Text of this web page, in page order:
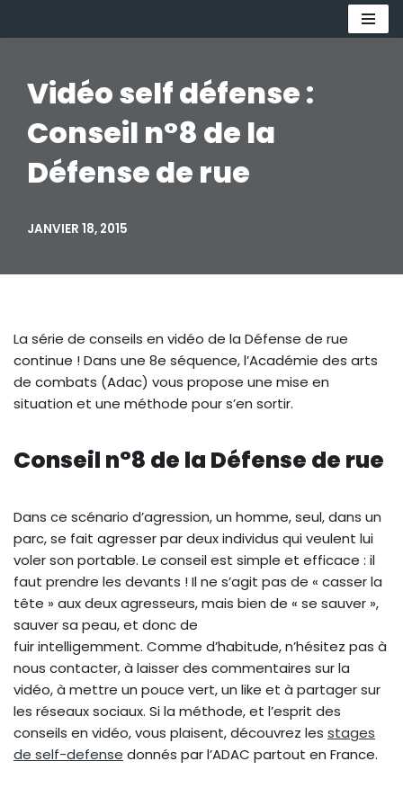
contenu
Vidéo self défense :
Conseil n°8 de la
Défense de rue
JANVIER 18, 2015
La série de conseils en vidéo de la Défense de rue
continue ! Dans une 8e séquence, l’Académie des arts
de combats (Adac) vous propose une mise en
situation et une méthode pour s’en sortir.
Conseil n°8 de la Défense de rue
Dans ce scénario d’agression, un homme, seul, dans un
parc, se fait agresser par deux individus qui veulent lui
voler son portable. Le conseil est simple et efficace : il
faut prendre les devants ! Il ne s’agit pas de « casser la
tête » aux deux agresseurs, mais bien de « se sauver »,
sauver sa peau, et donc de
fuir intelligemment. Comme d’habitude, n’hésitez pas à
nous contacter, à laisser des commentaires sur la
vidéo, à mettre un pouce vert, un like et à partager sur
les réseaux sociaux. Si la méthode, et l’esprit des
conseils en vidéo, vous plaisent, découvrez les stages
de self-defense donnés par l’ADAC partout en France.